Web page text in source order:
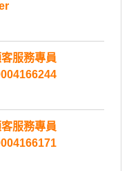
服務專員
服務專員